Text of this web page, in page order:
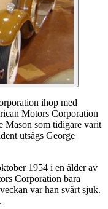
ihop med
Motors Corporation
Mason som tidigare varit
utsågs George
1954 i en ålder av
Corporation bara
var han svårt sjuk.